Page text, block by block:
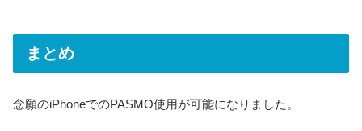
まとめ
念願のiPhoneでのPASMO使用が可能になりました。